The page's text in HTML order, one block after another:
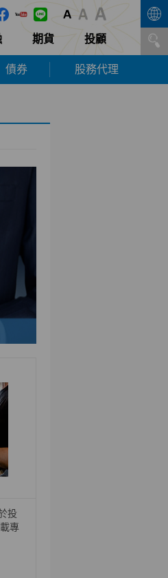
期貨 投顧
債券 股務代理
投
專